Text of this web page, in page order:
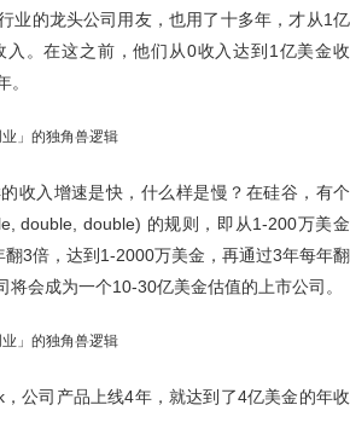
业的龙头公司用友，也用了十多年，才从1亿
入。在这之前，他们从0收入达到1亿美金收
。
收入增速是快，什么样是慢？在硅谷，有个
double, double) 的规则，即从1-200万美金
3倍，达到1-2000万美金，再通过3年每年翻
会成为一个10-30亿美金估值的上市公司。
公司产品上线4年，就达到了4亿美金的年收